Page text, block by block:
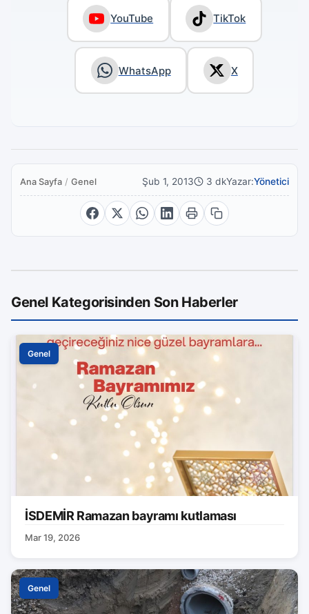
YouTube TikTok
WhatsApp X
Ana Sayfa / Genel Şub 1, 2013 3 dkYazar:Yönetici
Genel Kategorisinden Son Haberler
Genel
İSDEMİR Ramazan bayramı kutlaması
Mar 19, 2026
Genel